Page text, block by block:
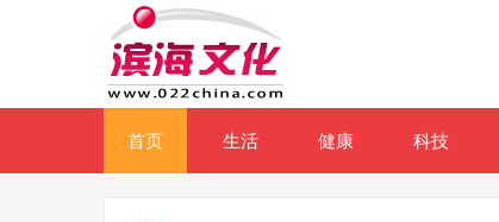
首页 生活 健康 科技